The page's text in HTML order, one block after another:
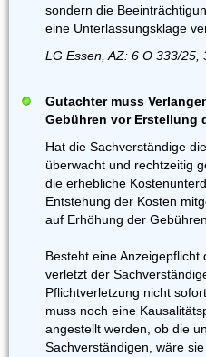
sondern die
eine Unterlassungsklage
LG Essen, AZ: 6 O 333/25,
Gutachter muss
Gebühren vor Erstellung
Hat die Sachverständige
überwacht und rechtzeitig
die erhebliche
Entstehung der Kosten
auf Erhöhung der Gebühren.
Besteht eine
verletzt der
Pflichtverletzung nicht
muss noch eine
angestellt werden, ob die
Sachverständigen, wäre